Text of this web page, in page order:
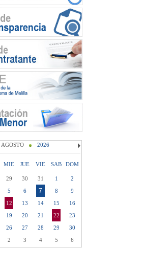
AGOSTO 2026
MIE JUE VIE SAB DOM
29 30 31 1
2
5 6 7 8
9
12 13 14 15
16
19 20 21 22
23
26 27 28 29
30
2 3 4 5 6